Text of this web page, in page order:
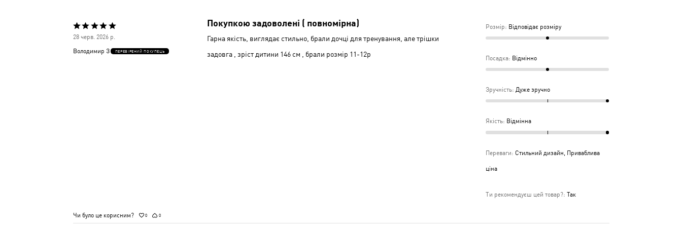
Оцінено
28 черв. 2026 р.
Володимир З ПЕРЕВІРЕНИЙ ПОКУПЕЦЬ
Покупкою задоволені ( повномірна)
Гарна якість, виглядає стильно, брали дочці для тренування, але трішки
задовга , зріст дитини 146 см , брали розмір 11-12р
Розмір: Відповідає розміру
Посадка: Відмінно
Зручність: Дуже зручно
Якість: Відмінна
Переваги: Стильний дизайн, Приваблива
ціна
Ти рекомендуєш цей товар?: Так
Чи було це корисним? 0 0